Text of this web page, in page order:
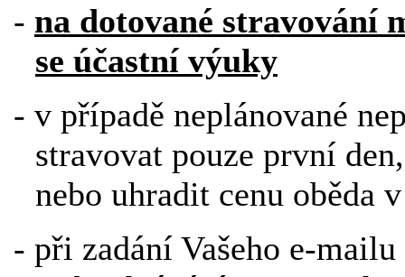
- na dotované stravování
se účastní výuky
- v případě neplánované
stravovat pouze první
nebo uhradit cenu oběda
- při zadání Vašeho e-